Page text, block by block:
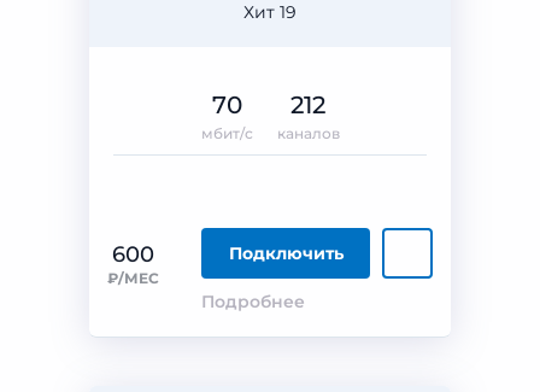
Хит 19
600
₽/МЕС
Подключить
Подробнее
70
мбит/с
212
каналов